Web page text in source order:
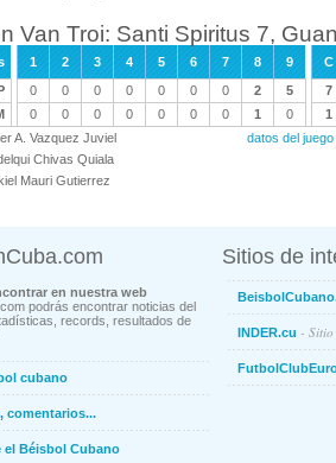
Van Troi: Santi Spiritus 7,
1 2 3 4 5 6 7 8 9 C
0 0 0 0 0 0 0 2 5 7
0 0 0 0 0 0 0 1 0 1
datos del
A. Vazquez Juviel
Chivas Quiala
Mauri Gutierrez
en nuestra web
podrás encontrar noticias del
records, resultados de
cubano
comentarios...
el Béisbol Cubano
Sitios de
INDER.cu -